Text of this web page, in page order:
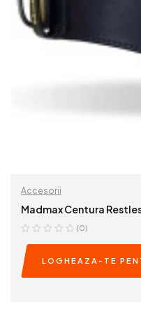
Accesorii
Madmax Centura
(0)
LOGHEAZA-TE